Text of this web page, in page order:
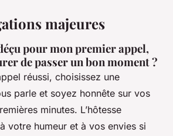
majeures
pour mon premier appel,
de passer un bon moment ?
réussi, choisissez une
parle et soyez honnête sur vos
minutes. L’hôtesse
votre humeur et à vos envies si